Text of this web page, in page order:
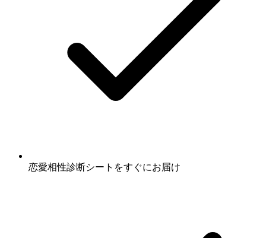
恋愛相性診断シート をすぐにお届け